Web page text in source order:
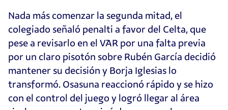
Nada más comenzar la segunda mitad, el
colegiado señaló penalti a favor del Celta, que
pese a revisarlo en el VAR por una falta previa
por un claro pisotón sobre Rubén García decidió
mantener su decisión y Borja Iglesias lo
transformó. Osasuna reaccionó rápido y se hizo
con el control del juego y logró llegar al área